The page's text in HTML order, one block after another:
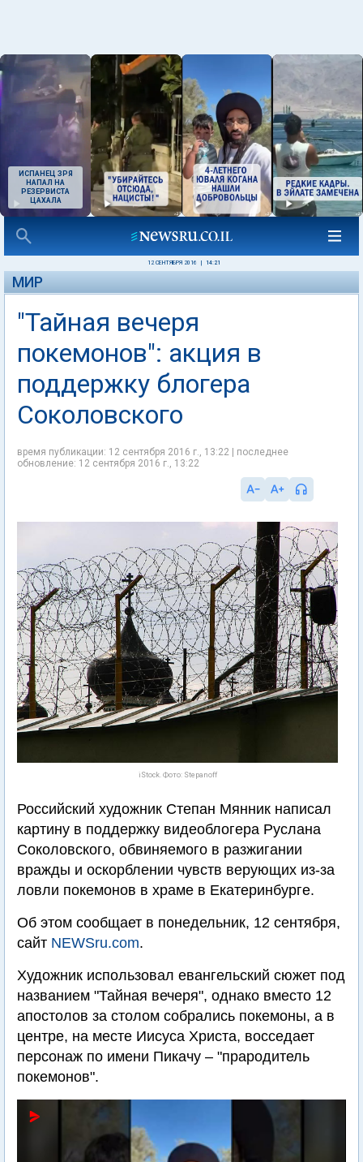
ИСПАНЕЦ ЗРЯ
НАПАЛ НА
РЕЗЕРВИСТА
ЦАХАЛА
12 СЕНТЯБРЯ 2016 14:21
МИР
"Тайная вечеря
покемонов": акция в
поддержку блогера
Соколовского
время публикации: 12 сентября 2016 г., 13:22 | последнее
обновление: 12 сентября 2016 г., 13:22
iStock. Фото: Stepanoff
Российский художник Степан Мянник написал
картину в поддержку видеоблогера Руслана
Соколовского, обвиняемого в разжигании
вражды и оскорблении чувств верующих из-за
ловли покемонов в храме в Екатеринбурге.
Об этом сообщает в понедельник, 12 сентября,
сайт NEWSru.com.
Художник использовал евангельский сюжет под
названием "Тайная вечеря", однако вместо 12
апостолов за столом собрались покемоны, а в
центре, на месте Иисуса Христа, восседает
персонаж по имени Пикачу – "прародитель
покемонов".